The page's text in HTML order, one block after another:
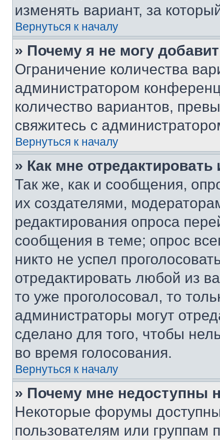
изменять вариант, за
Вернуться к началу
» Почему я не могу
Ограничение количества
администратором
количество вариантов,
свяжитесь с
Вернуться к началу
» Как мне
Так же, как и сообщения,
их создателями,
редактирования опроса
сообщения в теме; опрос
никто не успел
отредактировать любой из
то уже проголосовал, то
администраторы могут
сделано для того, чтобы
во время голосования.
Вернуться к началу
» Почему мне недоступны
Некоторые форумы
пользователям или группам